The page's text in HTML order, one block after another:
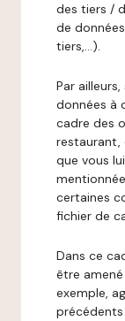
des tiers /
de
tiers,…).
Par
données à
cadre des
restaurant,
que vous
certaines
fichier de
Dans ce
être
exemple,
précédents